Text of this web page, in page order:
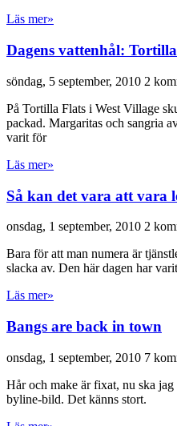
Läs mer»
Dagens vattenhål:
söndag, 5 september, 2010 2
På Tortilla Flats i West Village
packad. Margaritas och sangria
varit för
Läs mer»
Så kan det vara att vara
onsdag, 1 september, 2010 2
Bara för att man numera är
slacka av. Den här dagen har
Läs mer»
Bangs are back in town
onsdag, 1 september, 2010 7
Hår och make är fixat, nu ska
byline-bild. Det känns stort.